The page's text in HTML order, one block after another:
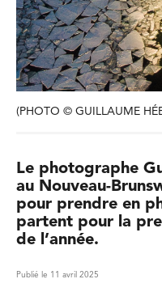
(PHOTO © GUILLAUME
Le photographe
au Nouveau-
pour prendre en
partent pour la
de l’année.
Publié le 11 avril 2025